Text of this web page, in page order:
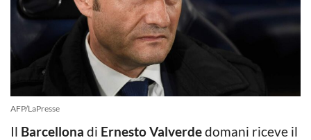
AFP/LaPresse
Il Barcellona di Ernesto Valverdedomani riceve il